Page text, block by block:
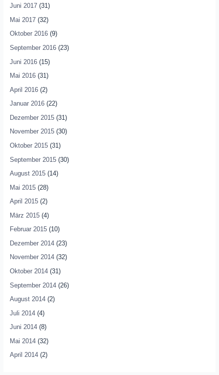
Juni 2017(31)
Mai 2017(32)
Oktober 2016(9)
September 2016(23)
Juni 2016(15)
Mai 2016(31)
April 2016(2)
Januar 2016(22)
Dezember 2015(31)
November 2015(30)
Oktober 2015(31)
September 2015(30)
August 2015(14)
Mai 2015(28)
April 2015(2)
März 2015(4)
Februar 2015(10)
Dezember 2014(23)
November 2014(32)
Oktober 2014(31)
September 2014(26)
August 2014(2)
Juli 2014(4)
Juni 2014(8)
Mai 2014(32)
April 2014(2)